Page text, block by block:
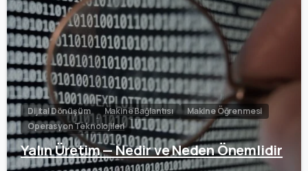
Dijital Dönüşüm Makine Bağlantısı
Makine Öğrenmesi
Operasyon Teknolojileri
Yalın Üretim — Nedir ve Neden Önemlidir